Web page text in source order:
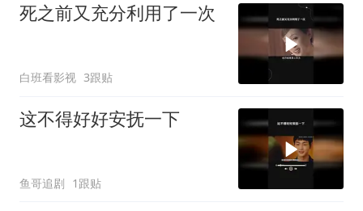
死之前又充分利用了一次
白班看影视 3跟贴
这不得好好安抚一下
鱼哥追剧 1跟贴